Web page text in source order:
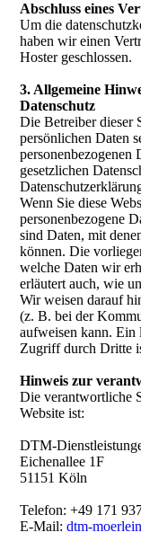
Abschluss eines
Um die
haben wir einen
Hoster geschlossen.
3. Allgemeine
Datenschutz
Die Betreiber dieser
persönlichen Daten
personenbezogenen
gesetzlichen
Wenn Sie diese
personenbezogene
sind Daten, mit
können. Die
welche Daten wir
erläutert auch, wie
Wir weisen darauf
(z. B. bei der
aufweisen kann. Ein
Zugriff durch Dritte
Hinweis zur
Die verantwortliche
Website ist:
DTM-
Eichenallee 1F
51151 Köln
Telefon: +49 171
E-Mail:dtm-